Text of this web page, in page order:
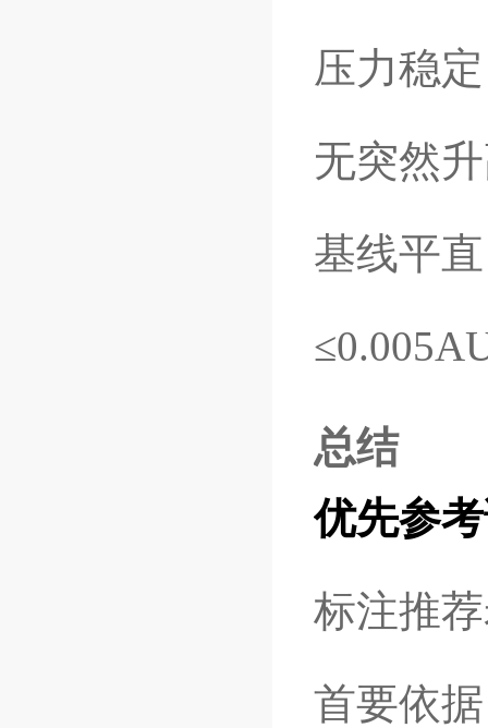
压力稳
无突然
基线平
总结
优先参
标注推
首要依